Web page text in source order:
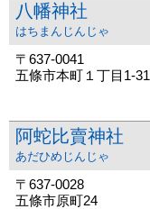
八幡神社
はちまんじんじゃ
〒637-0041
五條市本町１丁目1-31
阿蛇比賣神社
あだひめじんじゃ
〒637-0028
五條市原町24